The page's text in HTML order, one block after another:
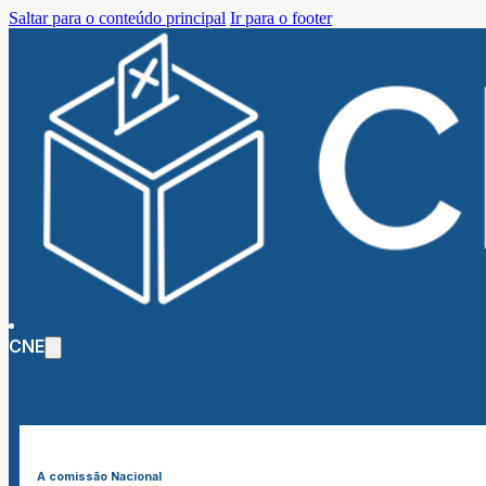
Saltar para o conteúdo principal Ir para o footer
CNE
A comissão Nacional